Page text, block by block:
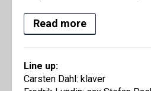
Read more
Line up:
Carsten Dahl: klaver